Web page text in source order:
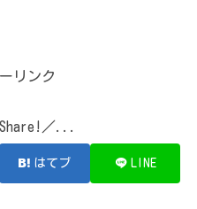
リンク
／...
はてブ LINE